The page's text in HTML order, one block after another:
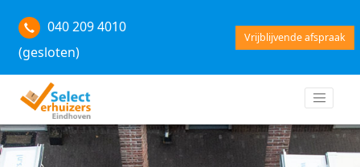
040 209 4010
(gesloten)
Vrijblijvende afspraak